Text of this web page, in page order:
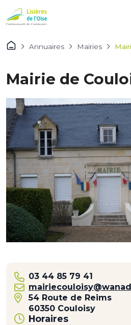
Annuaires Mairies
Mairie de
03 44 85 79 41
54 Route de Reims
60350 Couloisy
Horaires